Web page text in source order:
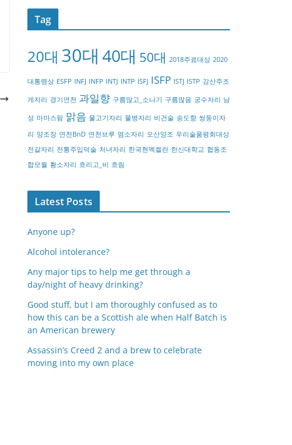
t
o
y
Tag
20대 30대 40대 50대 2018주료대상 2020
대통령상 ESFP INFJ INFP INTJ INTP ISFJ ISFP ISTJ ISTP 강산주조
게자리 경기연천 과일향 구름많고_소나기 구름많음 궁수자리 남
성 마마스팜 맑음 물고기자리 물병자리 비건술 송도향 쌍둥이자
리 양조장 연천BnD 연천브루 염소자리 오산양조 우리술품평회대상
전갈자리 전통주입덕술 처녀자리 한국현멕켈란 한신대학교 협동조
합모월 황소자리 흐리고_비 흐림
Latest Posts
Anyone up?
Alcohol intolerance?
Any major tips to help me get through a
day/night of heavy drinking?
Good stuff, but I am thoroughly confused as to
how this can be a Scottish ale when Half Batch is
an American brewery
Assassin’s Creed 2 and a brew to celebrate
moving into my own place